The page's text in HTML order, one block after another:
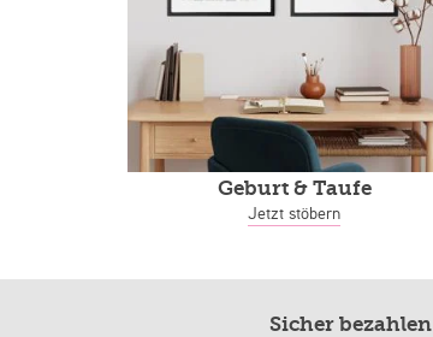
Geburt & Taufe
Jetzt stöbern
Sicher bezahlen